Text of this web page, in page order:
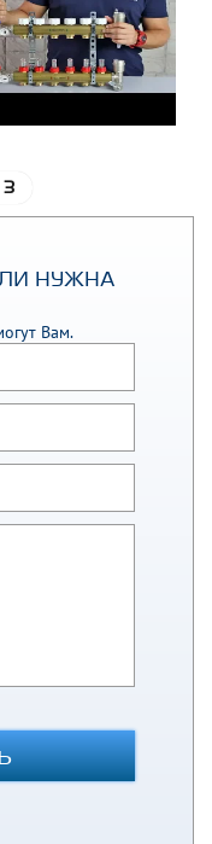
3
НУЖНА
Вам.